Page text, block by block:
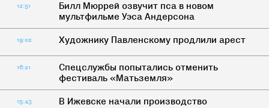
12:51
Билл Мюррей озвучит пса в новом
мультфильме Уэса Андерсона
19:02 Художнику Павленскому продлили арест
16:21
Спецслужбы попытались отменить
фестиваль «Матьземля»
15:43
В Ижевске начали производство